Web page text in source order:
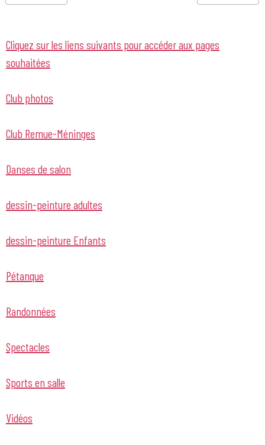
Cliquez sur les liens suivants pour accéder aux pages
souhaitées
Club photos
Club Remue-Méninges
Danses de salon
dessin-peinture adultes
dessin-peinture Enfants
Pétanque
Randonnées
Spectacles
Sports en salle
Vidéos